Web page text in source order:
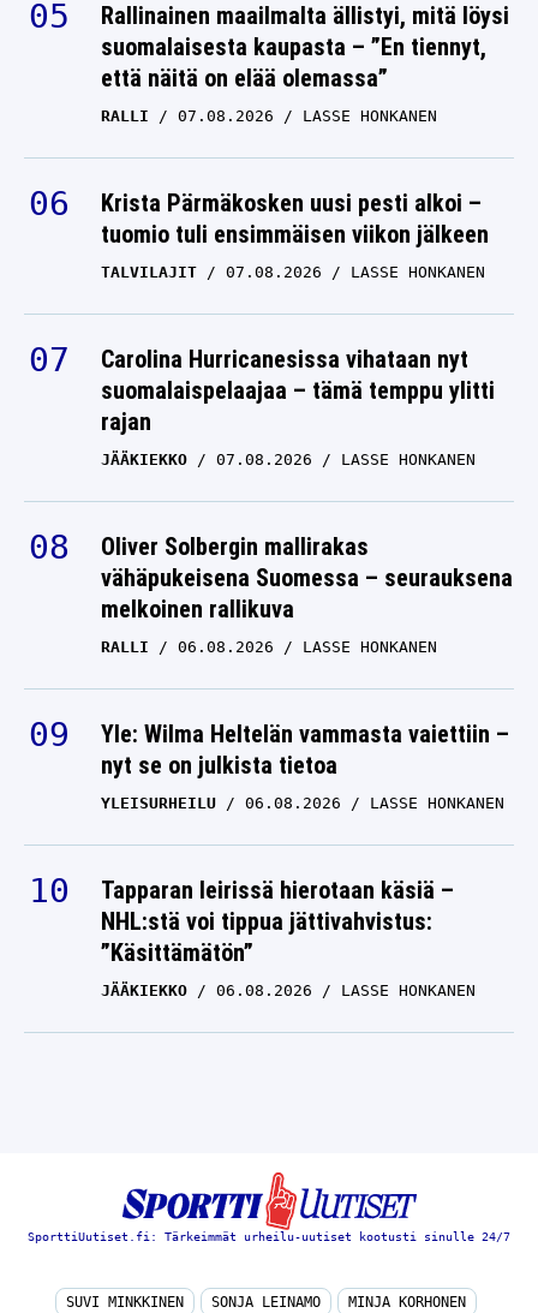
Rallinainen maailmalta ällistyi, mitä löysi
suomalaisesta kaupasta – ”En tiennyt,
että näitä on elää olemassa”
RALLI 07.08.2026 LASSE HONKANEN
Krista Pärmäkosken uusi pesti alkoi –
tuomio tuli ensimmäisen viikon jälkeen
TALVILAJIT 07.08.2026 LASSE HONKANEN
Carolina Hurricanesissa vihataan nyt
suomalaispelaajaa – tämä temppu ylitti
rajan
JÄÄKIEKKO 07.08.2026 LASSE HONKANEN
Oliver Solbergin mallirakas
vähäpukeisena Suomessa – seurauksena
melkoinen rallikuva
RALLI 06.08.2026 LASSE HONKANEN
Yle: Wilma Heltelän vammasta vaiettiin –
nyt se on julkista tietoa
YLEISURHEILU 06.08.2026 LASSE HONKANEN
Tapparan leirissä hierotaan käsiä –
NHL:stä voi tippua jättivahvistus:
”Käsittämätön”
JÄÄKIEKKO 06.08.2026 LASSE HONKANEN
SporttiUutiset.fi: Tärkeimmät urheilu-uutiset kootusti sinulle 24/7
SUVI MINKKINEN SONJA LEINAMO MINJA KORHONEN